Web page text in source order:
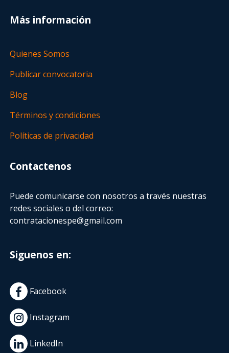
Más información
Quienes Somos
Publicar convocatoria
Blog
Términos y condiciones
Políticas de privacidad
Contactenos
Puede comunicarse con nosotros a través nuestras
redes sociales o del correo:
contratacionespe@gmail.com
Siguenos en:
Facebook
Instagram
LinkedIn